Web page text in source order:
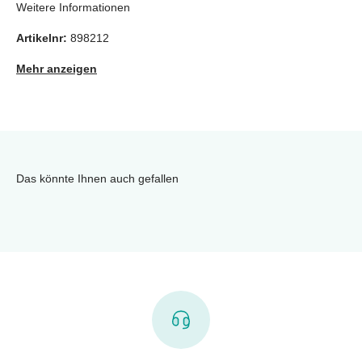
Weitere Informationen
Artikelnr: 898212
Mehr anzeigen
Das könnte Ihnen auch gefallen